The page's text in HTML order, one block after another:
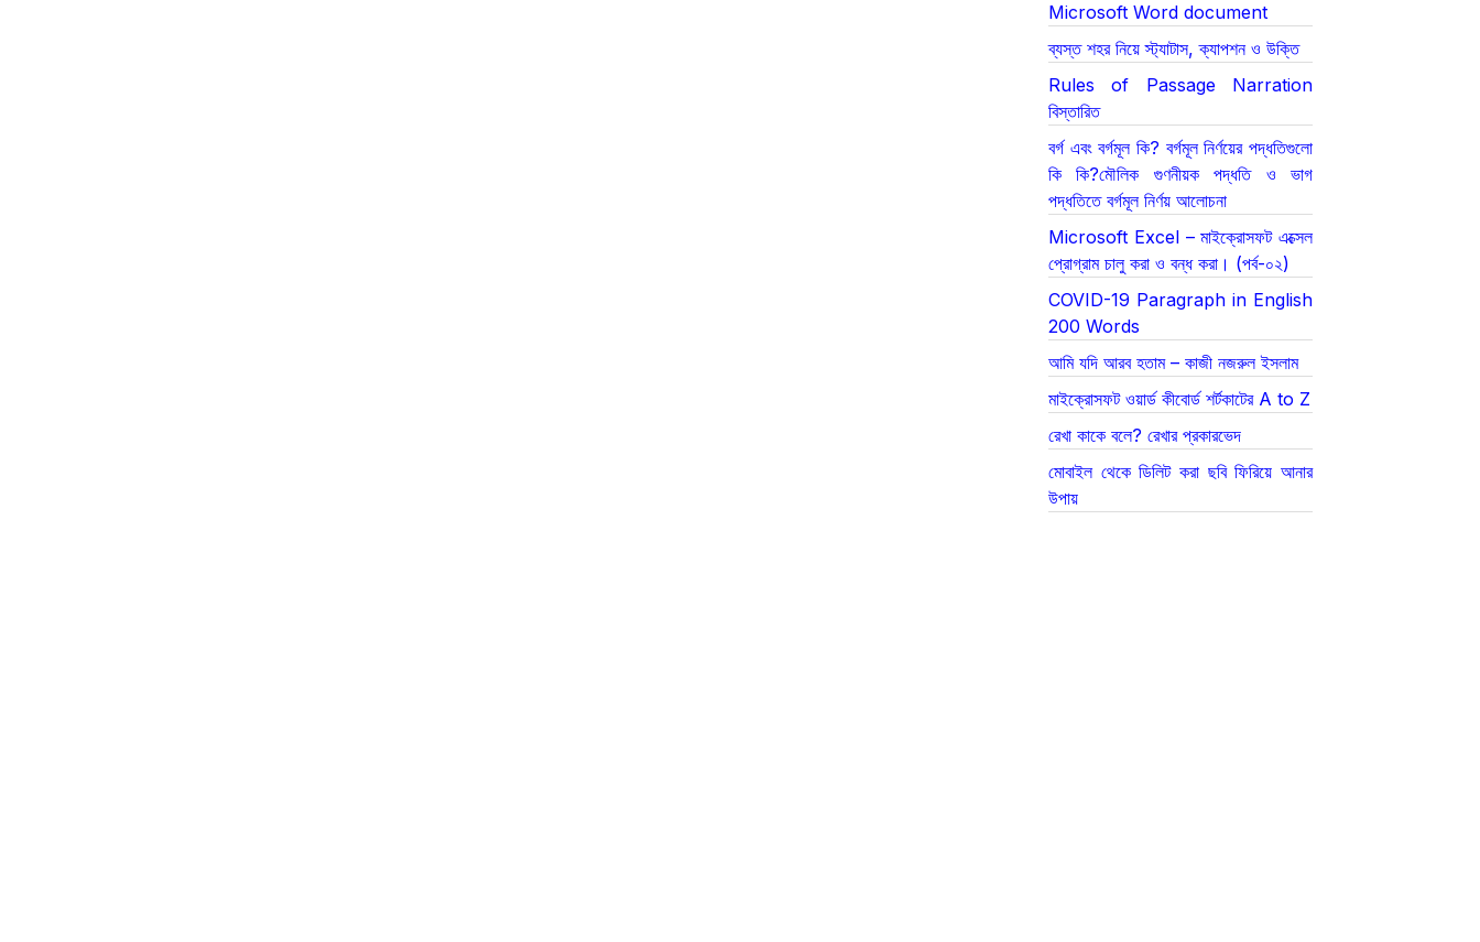
Microsoft Word document
ব্যস্ত শহর নিয়ে স্ট্যাটাস, ক্যাপশন ও উক্তি
Rules of Passage Narration
বিস্তারিত
বর্গ এবং বর্গমূল কি? বর্গমূল নির্ণয়ের পদ্ধতিগুলো
কি কি?মৌলিক গুণনীয়ক পদ্ধতি ও ভাগ
পদ্ধতিতে বর্গমূল নির্ণয় আলোচনা
Microsoft Excel – মাইক্রোসফট এক্সেল
প্রোগ্রাম চালু করা ও বন্ধ করা। (পর্ব-০২)
COVID-19 Paragraph in English
200 Words
আমি যদি আরব হতাম – কাজী নজরুল ইসলাম
মাইক্রোসফট ওয়ার্ড কীবোর্ড শর্টকাটের A to Z
রেখা কাকে বলে? রেখার প্রকারভেদ
মোবাইল থেকে ডিলিট করা ছবি ফিরিয়ে আনার
উপায়